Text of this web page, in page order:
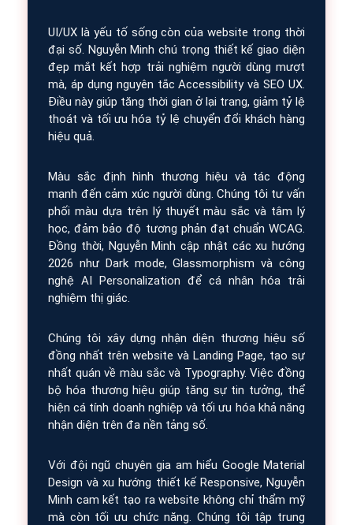
UI/UX là yếu tố sống còn của website trong thời
đại số. Nguyễn Minh chú trọng thiết kế giao diện
đẹp mắt kết hợp trải nghiệm người dùng mượt
mà, áp dụng nguyên tắc Accessibility và SEO UX.
Điều này giúp tăng thời gian ở lại trang, giảm tỷ lệ
thoát và tối ưu hóa tỷ lệ chuyển đổi khách hàng
hiệu quả.
Màu sắc định hình thương hiệu và tác động
mạnh đến cảm xúc người dùng. Chúng tôi tư vấn
phối màu dựa trên lý thuyết màu sắc và tâm lý
học, đảm bảo độ tương phản đạt chuẩn WCAG.
Đồng thời, Nguyễn Minh cập nhật các xu hướng
2026 như Dark mode, Glassmorphism và công
nghệ AI Personalization để cá nhân hóa trải
nghiệm thị giác.
Chúng tôi xây dựng nhận diện thương hiệu số
đồng nhất trên website và Landing Page, tạo sự
nhất quán về màu sắc và Typography. Việc đồng
bộ hóa thương hiệu giúp tăng sự tin tưởng, thể
hiện cá tính doanh nghiệp và tối ưu hóa khả năng
nhận diện trên đa nền tảng số.
Với đội ngũ chuyên gia am hiểu Google Material
Design và xu hướng thiết kế Responsive, Nguyễn
Minh cam kết tạo ra website không chỉ thẩm mỹ
mà còn tối ưu chức năng. Chúng tôi tập trung